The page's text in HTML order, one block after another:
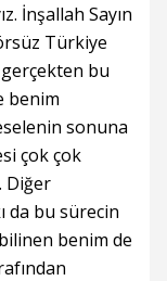
İnşallah Sayın
Türkiye
gerçekten bu
benim
sonuna
çok çok
Diğer
da bu sürecin
benim de